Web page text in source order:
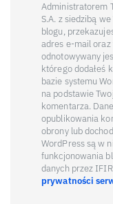
Administratorem
S.A. z siedzibą
blogu,
adres e-mail
odnotowywany
którego dodałeś
bazie systemu
na podstawie
komentarza.
opublikowania
obrony lub
WordPress są w
funkcjonowania
danych przez
prywatności